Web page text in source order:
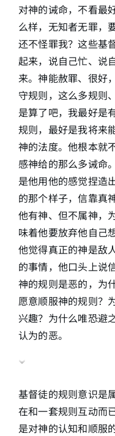
对神的诫命，不看最
么样，无知者无罪，
还不怪罪我？这些基
起来，说自己忙、说
来。神能赦罪、很好
守规则，这么多规则
是算了吧，我最好是
规则，最好是我将来
神的法度。他根本就
感神给的那么多诫命
是他用他的感觉捏造
的那个样子，信靠真
他有神、但不属神，
味着他要放弃他自己
他觉得真正的神是敌
的事情，他口头上说
神的规则是恶的，为
愿意顺服神的规则？
兴趣？为什么唯恐避
认为的恶。
基督徒的规则意识是
在和一套规则互动而
是对神的认知和顺服